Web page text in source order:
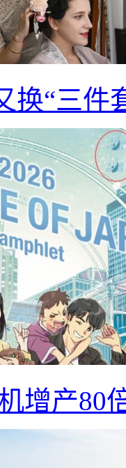
换“三
增产80